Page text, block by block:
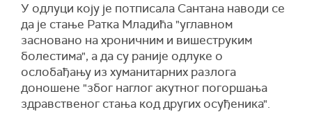
У одлуци коју је потписала Сантана наводи се
да је стање Ратка Младића "углавном
засновано на хроничним и вишеструким
болестима", а да су раније одлуке о
ослобађању из хуманитарних разлога
доношене "због наглог акутног погоршања
здравственог стања код других осуђеника".